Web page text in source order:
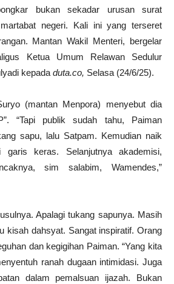
bukan sekadar urusan surat
negeri. Kali ini yang terseret
Mantan Wakil Menteri, bergelar
Ketua Umum Relawan Sedulur
kepada duta.co, Selasa (24/6/25).
(mantan Menpora) menyebut dia
“Tapi publik sudah tahu, Paiman
sapu, lalu Satpam. Kemudian naik
garis keras. Selanjutnya akademisi,
sim salabim, Wamendes,”
Apalagi tukang sapunya. Masih
kisah dahsyat. Sangat inspiratif. Orang
dan kegigihan Paiman. “Yang kita
ranah dugaan intimidasi. Juga
dalam pemalsuan ijazah. Bukan